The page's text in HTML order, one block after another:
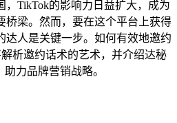
，TikTok的影响力日益扩大，成为
桥梁。然而，要在这个平台上获得
达人是关键一步。如何有效地邀约
析邀约话术的艺术，并介绍达秘
力品牌营销战略。